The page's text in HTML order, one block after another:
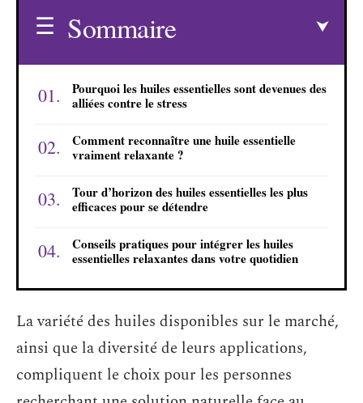
Sommaire
Pourquoi les huiles essentielles sont devenues des
alliées contre le stress
Comment reconnaître une huile essentielle
vraiment relaxante ?
Tour d’horizon des huiles essentielles les plus
efficaces pour se détendre
Conseils pratiques pour intégrer les huiles
essentielles relaxantes dans votre quotidien
La variété des huiles disponibles sur le marché,
ainsi que la diversité de leurs applications,
compliquent le choix pour les personnes